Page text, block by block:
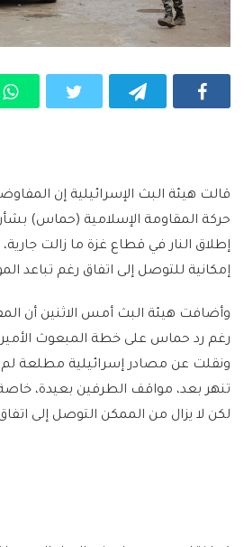
قالت هيئة البث الإسرائيلية إن
حركة المقاومة الإسلامية (حماس)
إطلاق النار في قطاع غزة ما زالت
إمكانية للتوصل إلى اتفاق رغم تباعد
وأضافت هيئة البث أمس الاثنين أن
رغم رد حماس على خطة المبعوث
ونقلت عن مصادر إسرائيلية مطلعة لم
تنهر بعد، مواقف الطرفين بعيدة،
لكن لا يزال من الممكن التوصل إلى